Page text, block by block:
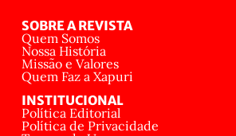
SOBRE A REVISTA
Quem Somos
Nossa História
Missão e Valores
Quem Faz a Xapuri
INSTITUCIONAL
Política Editorial
Política de Privacidade